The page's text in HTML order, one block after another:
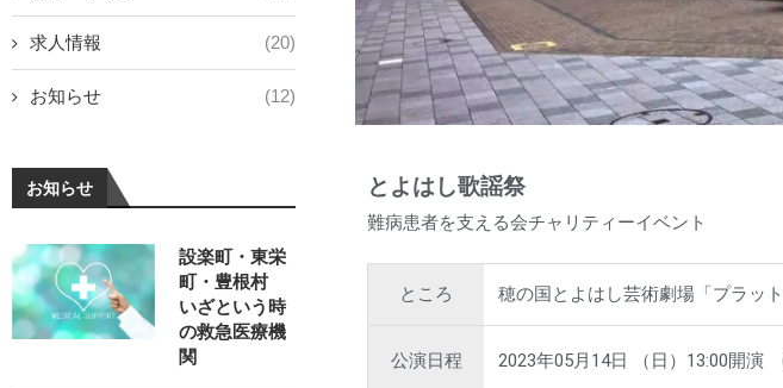
とよはし歌謡祭
難病患者を支える会チャリティーイベント
ところ 穂の国とよはし芸術劇場「プラット
公演日程 2023年05月14日 （日）13:00開演
求人情報 (20)
お知らせ (12)
お知らせ
設楽町・東栄
町・豊根村
いざという時
の救急医療機
関